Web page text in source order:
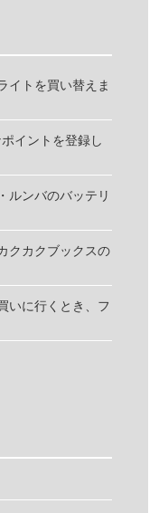
イトを買い替えま
イントを登録し
ルンバのバッテリ
クカクブックスの
いに行くとき、フ